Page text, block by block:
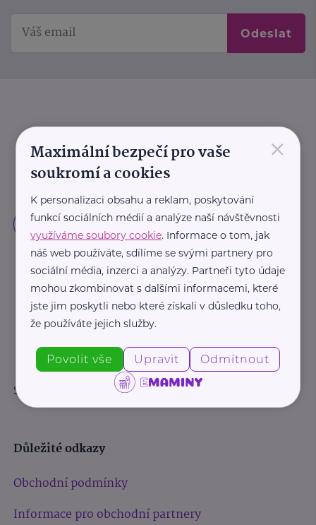
Odeslat
Sledujte nás:
Důležité odkazy
Obchodní podmínky
Informace pro obchodní partnery
×
Maximální bezpečí pro vaše
soukromí a cookies
K personalizaci obsahu a reklam, poskytování
funkcí sociálních médií a analýze naší návštěvnosti
využíváme soubory cookie. Informace o tom, jak
náš web používáte, sdílíme se svými partnery pro
sociální média, inzerci a analýzy. Partneři tyto údaje
mohou zkombinovat s dalšími informacemi, které
jste jim poskytli nebo které získali v důsledku toho,
že používáte jejich služby.
Povolit vše Upravit Odmítnout